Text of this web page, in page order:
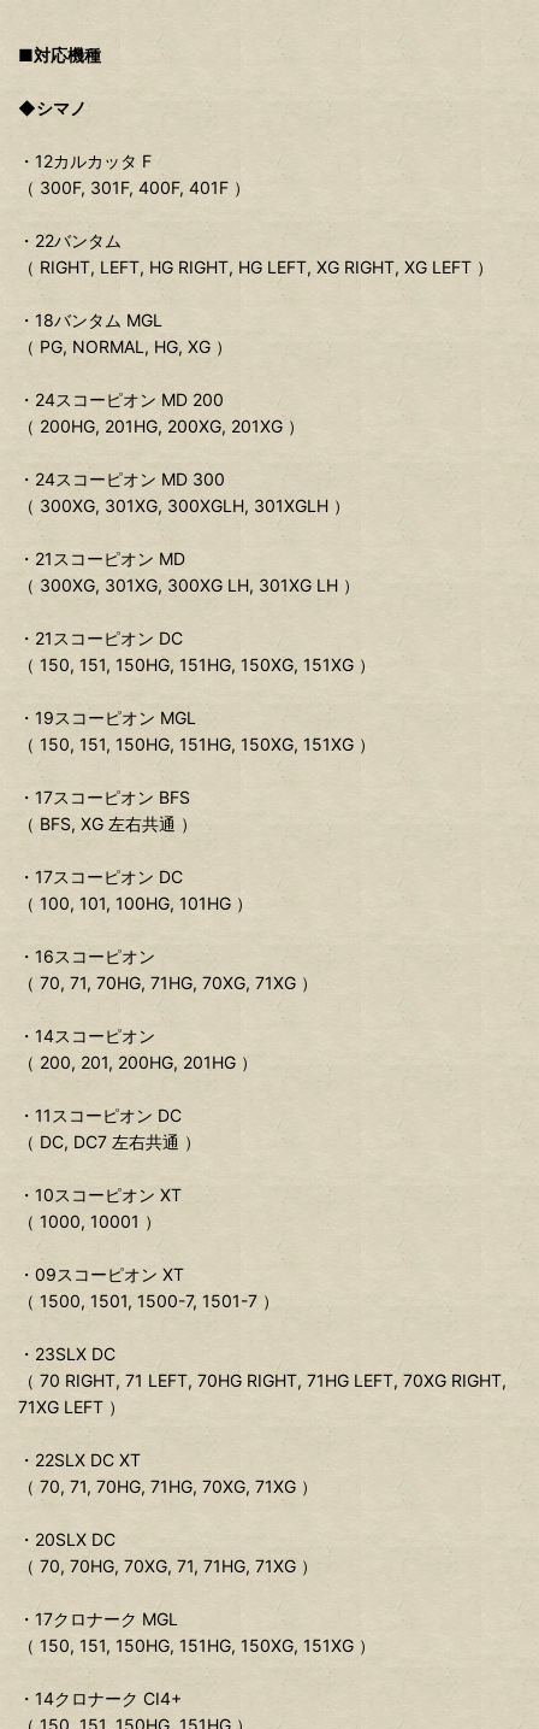
■対応機種
◆シマノ
・12カルカッタ F
（ 300F, 301F, 400F, 401F ）
・22バンタム
（ RIGHT, LEFT, HG RIGHT, HG LEFT, XG RIGHT, XG LEFT ）
・18バンタム MGL
（ PG, NORMAL, HG, XG ）
・24スコーピオン MD 200
（ 200HG, 201HG, 200XG, 201XG ）
・24スコーピオン MD 300
（ 300XG, 301XG, 300XGLH, 301XGLH ）
・21スコーピオン MD
（ 300XG, 301XG, 300XG LH, 301XG LH ）
・21スコーピオン DC
（ 150, 151, 150HG, 151HG, 150XG, 151XG ）
・19スコーピオン MGL
（ 150, 151, 150HG, 151HG, 150XG, 151XG ）
・17スコーピオン BFS
（ BFS, XG 左右共通 ）
・17スコーピオン DC
（ 100, 101, 100HG, 101HG ）
・16スコーピオン
（ 70, 71, 70HG, 71HG, 70XG, 71XG ）
・14スコーピオン
（ 200, 201, 200HG, 201HG ）
・11スコーピオン DC
（ DC, DC7 左右共通 ）
・10スコーピオン XT
（ 1000, 10001 ）
・09スコーピオン XT
（ 1500, 1501, 1500-7, 1501-7 ）
・23SLX DC
（ 70 RIGHT, 71 LEFT, 70HG RIGHT, 71HG LEFT, 70XG RIGHT,
71XG LEFT ）
・22SLX DC XT
（ 70, 71, 70HG, 71HG, 70XG, 71XG ）
・20SLX DC
（ 70, 70HG, 70XG, 71, 71HG, 71XG ）
・17クロナーク MGL
（ 150, 151, 150HG, 151HG, 150XG, 151XG ）
・14クロナーク CI4+
（ 150, 151, 150HG, 151HG ）